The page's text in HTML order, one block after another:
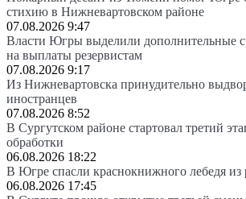
стихию в Нижневартовском районе
07.08.2026 9:47
Власти Югры выделили дополнительные
на выплаты резервистам
07.08.2026 9:17
Из Нижневартовска принудительно
иностранцев
07.08.2026 8:52
В Сургутском районе стартовал третий
обработки
06.08.2026 18:22
В Югре спасли краснокнижного лебедя из
06.08.2026 17:45